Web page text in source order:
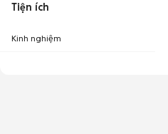
Tiện ích
Kinh nghiệm